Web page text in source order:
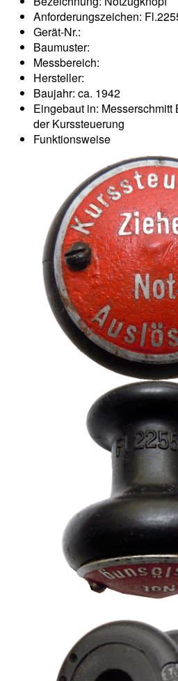
Anforderungszeichen:
Gerät-Nr.:
Baumuster:
Messbereich:
Hersteller:
Baujahr: ca. 1942
Eingebaut in:
der Kurssteuerung
Funktionsweise